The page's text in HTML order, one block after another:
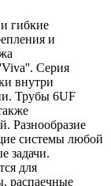
гибкие
и
Серия
внутри
Трубы 6UF
Разнообразие
системы любой
задачи.
для
распаечные